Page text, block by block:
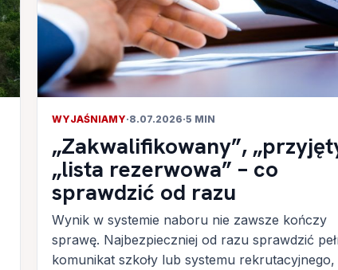
WYJAŚNIAMY·8.07.2026·5 MIN
„Zakwalifikowany”,
„lista rezerwowa” – co
sprawdzić od razu
Wynik w systemie naboru nie zawsze kończy
sprawę. Najbezpieczniej od razu sprawdzić
komunikat szkoły lub systemu